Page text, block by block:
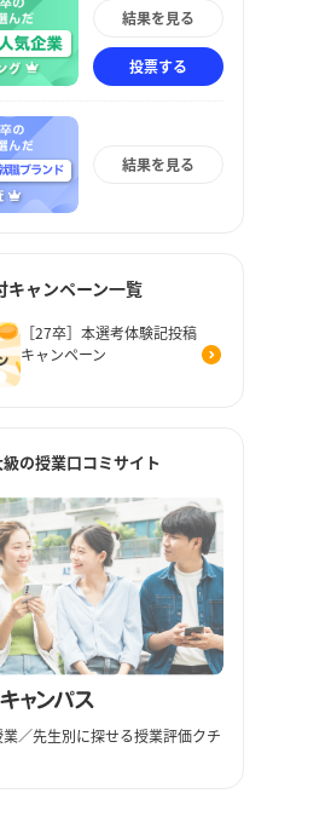
結果を見る
投票する
結果を見る
キャンペーン一覧
［27卒］本選考体験記投稿
キャンペーン
の授業口コミサイト
／先生別に探せる授業評価クチ